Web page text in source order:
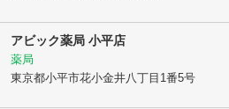
アビック薬局 小平店
薬局
東京都小平市花小金井八丁目1番5号